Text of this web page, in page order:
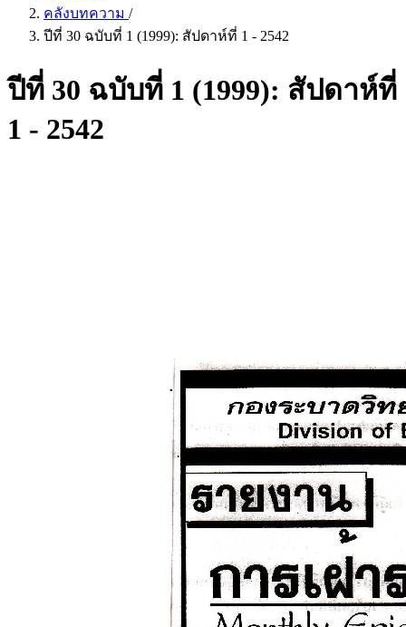
คลังบทความ /
ปีที่ 30 ฉบับที่ 1 (1999): สัปดาห์ที่ 1 - 2542
ปีที่ 30 ฉบับที่ 1 (1999): สัปดาห์ที่
1 - 2542